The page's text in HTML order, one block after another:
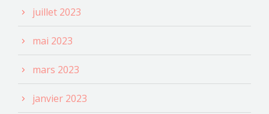
juillet 2023
mai 2023
mars 2023
janvier 2023